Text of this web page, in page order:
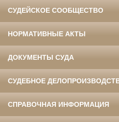
СУДЕЙСКОЕ СООБЩЕСТВО
НОРМАТИВНЫЕ АКТЫ
ДОКУМЕНТЫ СУДА
СУДЕБНОЕ
СПРАВОЧНАЯ ИНФОРМАЦИЯ